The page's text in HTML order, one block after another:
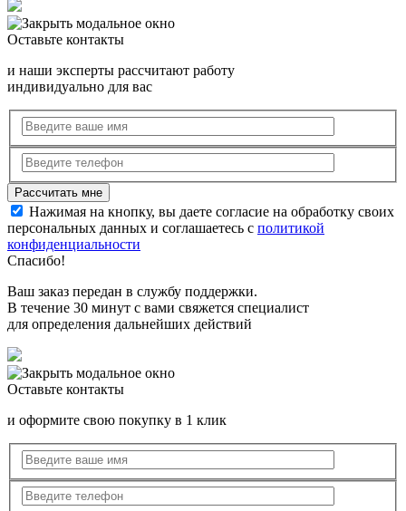
Оставьте контакты
и наши эксперты рассчитают работу
индивидуально для вас
Нажимая на кнопку, вы даете согласие на обработку своих
персональных данных и соглашаетесь с политикой
конфиденциальности
Спасибо!
Ваш заказ передан в службу поддержки.
В течение 30 минут с вами свяжется специалист
для определения дальнейших действий
Оставьте контакты
и оформите свою покупку в 1 клик